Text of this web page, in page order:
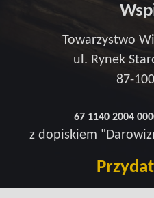
Towarzystwo
ul. Rynek
87-
67 1140 2004
z dopiskiem